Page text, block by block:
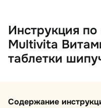
Инструкция
Multivita
таблетки
Содержание